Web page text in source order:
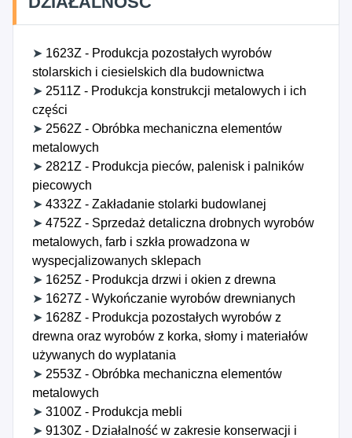
➤ 1623Z - Produkcja pozostałych wyrobów
stolarskich i ciesielskich dla budownictwa
➤ 2511Z - Produkcja konstrukcji metalowych i ich
części
➤ 2562Z - Obróbka mechaniczna elementów
metalowych
➤ 2821Z - Produkcja pieców, palenisk i palników
piecowych
➤ 4332Z - Zakładanie stolarki budowlanej
➤ 4752Z - Sprzedaż detaliczna drobnych wyrobów
metalowych, farb i szkła prowadzona w
wyspecjalizowanych sklepach
➤ 1625Z - Produkcja drzwi i okien z drewna
➤ 1627Z - Wykończanie wyrobów drewnianych
➤ 1628Z - Produkcja pozostałych wyrobów z
drewna oraz wyrobów z korka, słomy i materiałów
używanych do wyplatania
➤ 2553Z - Obróbka mechaniczna elementów
metalowych
➤ 3100Z - Produkcja mebli
➤ 9130Z - Działalność w zakresie konserwacji i